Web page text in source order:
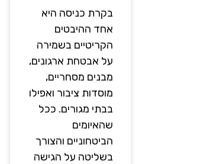
בקרת כניסה היא
אחד ההיבטים
הקריטיים בשמירה
על אבטחת ארגונים,
מבנים מסחריים,
מוסדות ציבור ואפילו
בבתי מגורים. ככל
שהאיומים
הביטחוניים והצורך
בשליטה על הגישה